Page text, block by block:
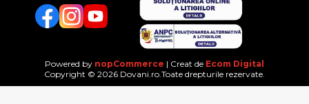
FacebookTwitterYouTube
Powered by nopCommerce | Creat de Ecom Digital
Copyright © 2026 Dovani.ro.Toate drepturile rezervate.